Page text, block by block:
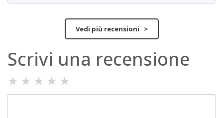
Vedi più recensioni >
Scrivi una recensione
★ ★ ★ ★ ★